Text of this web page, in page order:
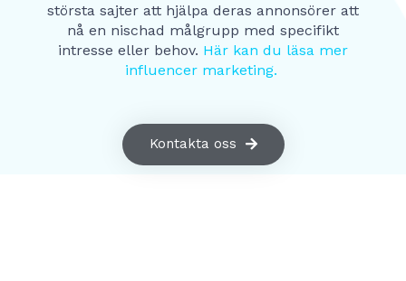
största sajter att hjälpa deras annonsörer att
nå en nischad målgrupp med specifikt
intresse eller behov. Här kan du läsa mer
influencer marketing.
Kontakta oss